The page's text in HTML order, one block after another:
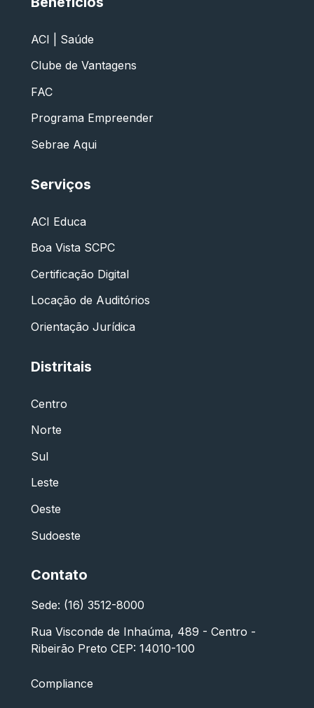
ACI | Saúde
Clube de Vantagens
FAC
Programa Empreender
Sebrae Aqui
Serviços
ACI Educa
Boa Vista SCPC
Certificação Digital
Locação de Auditórios
Orientação Jurídica
Distritais
Centro
Norte
Sul
Leste
Oeste
Sudoeste
Contato
Sede: (16) 3512-8000
Rua Visconde de Inhaúma, 489 - Centro -
Ribeirão Preto CEP: 14010-100
Compliance